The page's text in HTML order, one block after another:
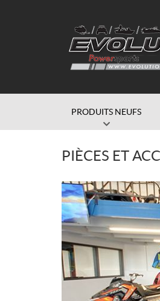
PRODUITS NEUFS
PIÈCES ET